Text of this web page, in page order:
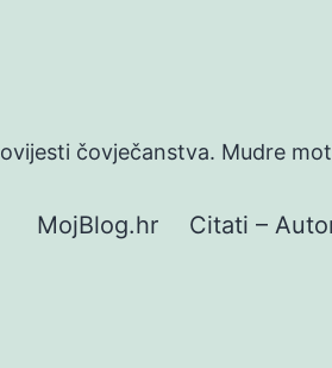
čovječanstva. Mudre
MojBlog.hr Citati –